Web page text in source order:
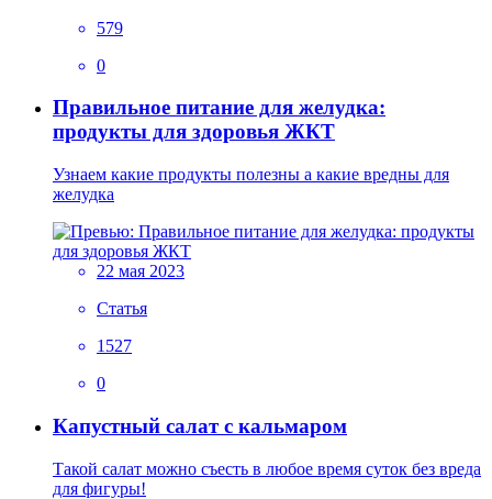
579
0
Правильное питание для желудка:
продукты для здоровья ЖКТ
Узнаем какие продукты полезны а какие вредны для
желудка
22 мая 2023
Статья
1527
0
Капустный салат с кальмаром
Такой салат можно съесть в любое время суток без вреда
для фигуры!